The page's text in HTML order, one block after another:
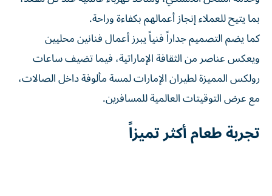
بما يتيح للعملاء إنجاز أعمالهم بكفاءة وراحة.
كما يضم التصميم جداراً فنياً يبرز أعمال فنانين محليين
ويعكس عناصر من الثقافة الإماراتية، فيما تضيف ساعات
رولكس المميزة لطيران الإمارات لمسة مألوفة داخل الصالات،
مع عرض التوقيتات العالمية للمسافرين.
تجربة طعام أكثر تميزاً